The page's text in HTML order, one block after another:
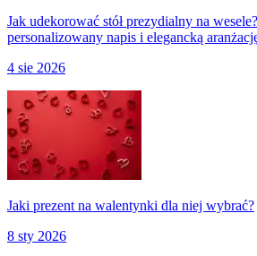
Jak udekorować stół prezydialny na
personalizowany napis i elegancką
4 sie 2026
Jaki prezent na walentynki dla niej wybrać?
8 sty 2026